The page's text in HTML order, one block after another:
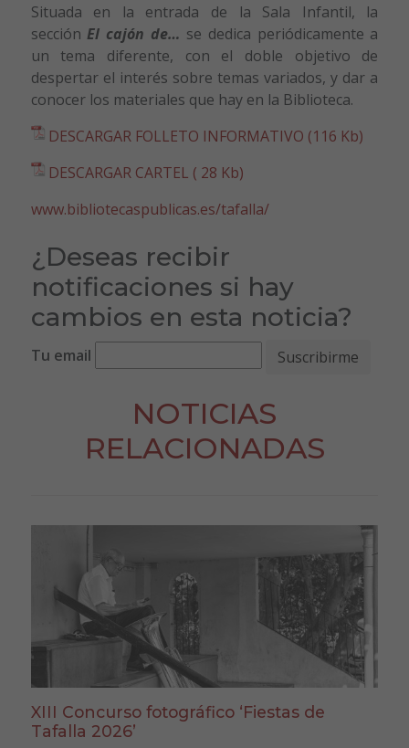
Situada en la entrada de la Sala Infantil, la
secciónEl cajón de… se dedica periódicamente a
un tema diferente, con el doble objetivo de
despertar el interés sobre temas variados, y dar a
conocer los materiales que hay en la Biblioteca.
DESCARGAR FOLLETO INFORMATIVO (116 Kb)
DESCARGAR CARTEL ( 28 Kb)
www.bibliotecaspublicas.es/tafalla/
¿Deseas recibir
notificaciones si hay
cambios en esta noticia?
Tu email
NOTICIAS
RELACIONADAS
XIII Concurso fotográfico ‘Fiestas de
Tafalla 2026’